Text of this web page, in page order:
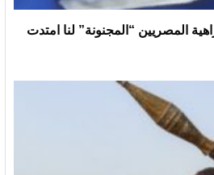
المصريين “المجنونة” لنا امتدت